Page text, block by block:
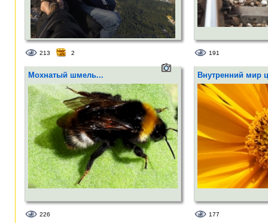
213 2 191
Мохнатый шмель...
226
Внутренний мир
177